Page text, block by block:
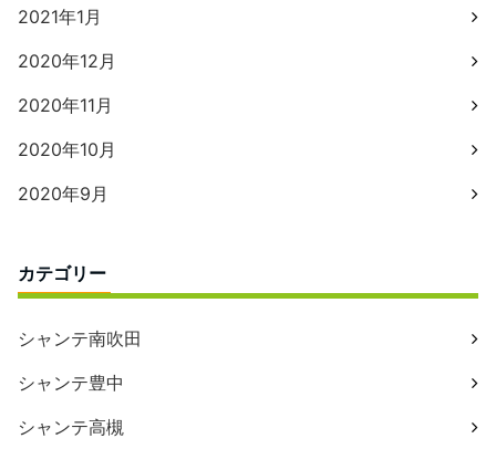
2021年1月
2020年12月
2020年11月
2020年10月
2020年9月
カテゴリー
シャンテ南吹田
シャンテ豊中
シャンテ高槻